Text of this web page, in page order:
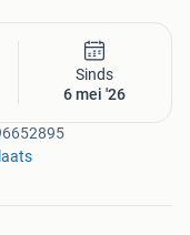
Sinds
6 mei '26